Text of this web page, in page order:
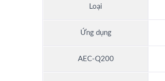
Loại
Ứng dụng
AEC-Q200